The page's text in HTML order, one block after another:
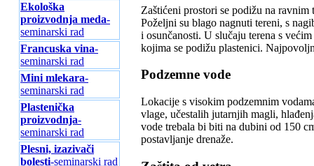
Ekološka
proizvodnja meda-
seminarski rad
Francuska vina-
seminarski rad
Mini mlekara-
seminarski rad
Plastenička
proizvodnja-
seminarski rad
Plesni, izazivači
bolesti-seminarski rad
Zaštićeni prostori se podižu na
Poželjni su blago nagnuti tereni, s
i osunčanosti. U slučaju terena s
kojima se podižu plastenici.
Podzemne vode
Lokacije s visokim podzemnim
vlage, učestalih jutarnjih magli,
vode trebala bi biti na dubini od 150
postavljanje drenaže.